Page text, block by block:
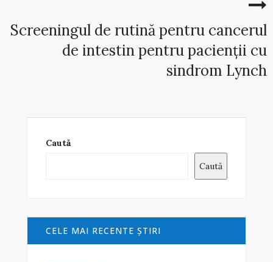
Screeningul de rutină pentru cancerul
de intestin pentru pacienții cu
sindrom Lynch
Caută
Caută
CELE MAI RECENTE ŞTIRI